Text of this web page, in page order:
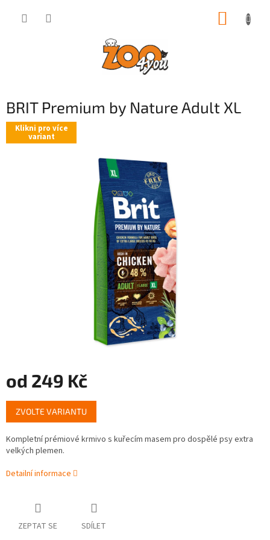
BRIT Premium by Nature Adult XL
Klikni pro více
variant
od 249 Kč
Měrná
cena:
ZVOLTE VARIANTU
Kompletní prémiové krmivo s kuřecím masem pro dospělé psy extra
velkých plemen.
Detailní informace
ZEPTAT SE SDÍLET